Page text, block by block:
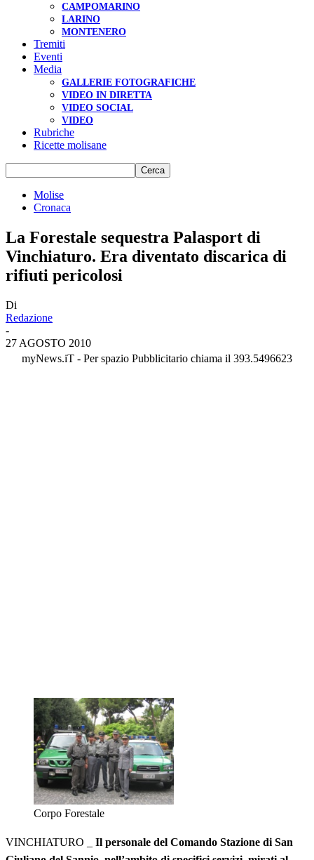
CAMPOMARINO
LARINO
MONTENERO
Tremiti
Eventi
Media
GALLERIE FOTOGRAFICHE
VIDEO IN DIRETTA
VIDEO SOCIAL
VIDEO
Rubriche
Ricette molisane
Molise
Cronaca
La Forestale sequestra Palasport di
Vinchiaturo. Era diventato discarica di
rifiuti pericolosi
Di
Redazione
-
27 AGOSTO 2010
myNews.iT - Per spazio Pubblicitario chiama il 393.5496623
Corpo Forestale
VINCHIATURO _ Il personale del Comando Stazione di San